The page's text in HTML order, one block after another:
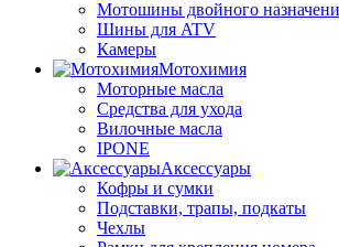
Мотошины двойного
Шины для ATV
Камеры
Мотохимия
Моторные масла
Средства для ухода
Вилочные масла
IPONE
Аксессуары
Кофры и сумки
Подставки, трапы, подкаты
Чехлы